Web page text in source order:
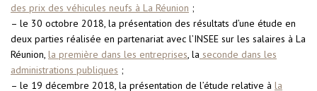
des prix des véhicules neufs à La Réunion ;
– le 30 octobre 2018, la présentation des résultats d’une étude en
deux parties réalisée en partenariat avec l’INSEE sur les salaires à La
Réunion, la première dans les entreprises, la seconde dans les
administrations publiques ;
– le 19 décembre 2018, la présentation de l’étude relative à la